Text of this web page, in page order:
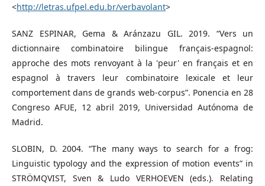
<http://letras.ufpel.edu.br/verbavolant>
SANZ ESPINAR, Gema & Aránzazu GIL. 2019. “Vers un
dictionnaire combinatoire bilingue français-espagnol:
approche des mots renvoyant à la 'peur' en français et en
espagnol à travers leur combinatoire lexicale et leur
comportement dans de grands web-corpus”. Ponencia en 28
Congreso AFUE, 12 abril 2019, Universidad Autónoma de
Madrid.
SLOBIN, D. 2004. “The many ways to search for a frog:
Linguistic typology and the expression of motion events” in
STRÖMQVIST, Sven & Ludo VERHOEVEN (eds.). Relating